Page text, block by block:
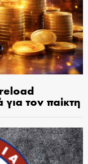
τον παίκτη